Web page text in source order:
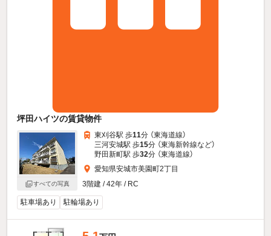
坪田ハイツの賃貸物件
すべての写真
東刈谷駅 歩11分 （東海道線）
三河安城駅 歩15分 （東海新幹線など）
野田新町駅 歩32分 （東海道線）
愛知県安城市美園町2丁目
3階建 / 42年 / RC
駐車場あり 駐輪場あり